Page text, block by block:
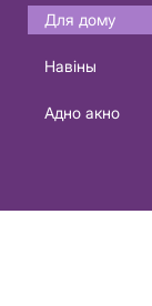
навигация
Для дому
Навіны
Адно акно